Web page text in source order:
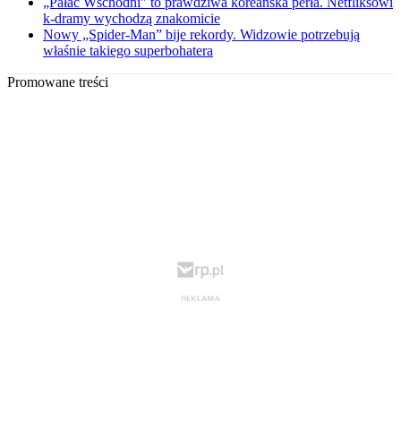
k-dramy wychodzą znakomicie
Nowy „Spider-Man” bije rekordy. Widzowie potrzebują
właśnie takiego superbohatera
Promowane treści